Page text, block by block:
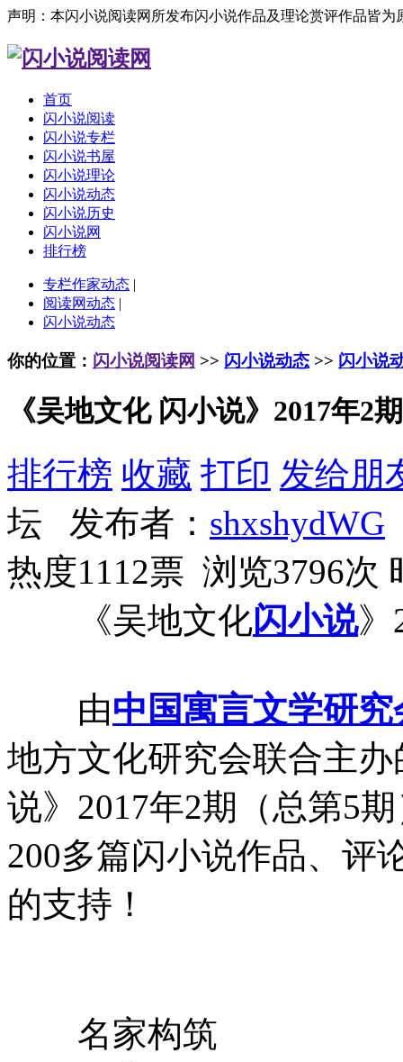
声明：本闪小说阅读网所发布闪小说作品及理论赏评作品皆
首页
闪小说阅读
闪小说专栏
闪小说书屋
闪小说理论
闪小说动态
闪小说历史
闪小说网
排行榜
专栏作家动态 |
阅读网动态 |
闪小说动态
你的位置： 闪小说阅读网 >> 闪小说动态 >> 闪小说
《吴地文化 闪小说》2017年2
排行榜 收藏 打印 发给朋
坛 发布者： shxshydWG
热度1112票 浏览3796次
《吴地文化闪小说》
由中国寓言文学研究
地方文化研究会联合主
说》2017年2期（总第5
200多篇闪小说作品、评
的支持！
名家构筑